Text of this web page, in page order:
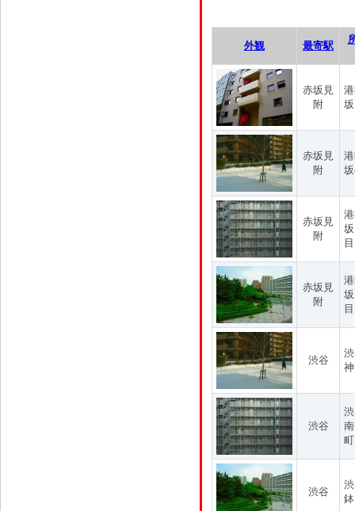
外観 最寄駅
赤坂見
附
赤坂見
附
赤坂見
附
目
赤坂見
附
目
渋谷
渋谷
渋谷